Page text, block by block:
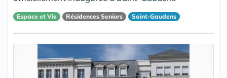
Espace et Vie Résidences Seniors Saint-Gaudens